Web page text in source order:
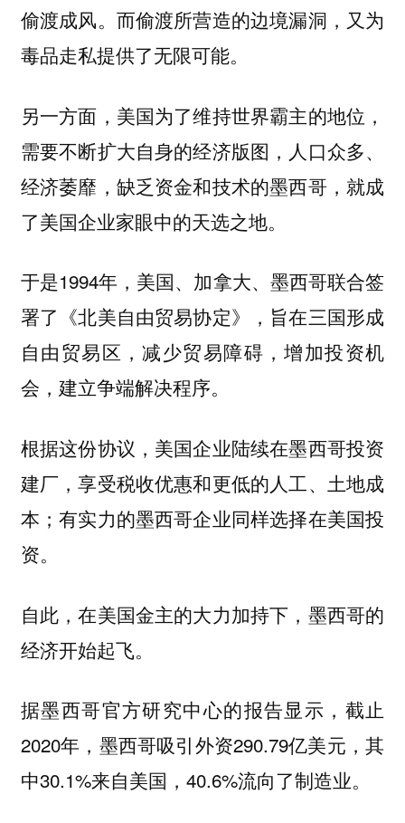
偷渡成风。而偷渡所营造的边境漏洞，又为
毒品走私提供了无限可能。
另一方面，美国为了维持世界霸主的地位，
需要不断扩大自身的经济版图，人口众多、
经济萎靡，缺乏资金和技术的墨西哥，就成
了美国企业家眼中的天选之地。
于是1994年，美国、加拿大、墨西哥联合签
署了《北美自由贸易协定》，旨在三国形成
自由贸易区，减少贸易障碍，增加投资机
会，建立争端解决程序。
根据这份协议，美国企业陆续在墨西哥投资
建厂，享受税收优惠和更低的人工、土地成
本；有实力的墨西哥企业同样选择在美国投
资。
自此，在美国金主的大力加持下，墨西哥的
经济开始起飞。
据墨西哥官方研究中心的报告显示，截止
2020年，墨西哥吸引外资290.79亿美元，其
中30.1%来自美国，40.6%流向了制造业。